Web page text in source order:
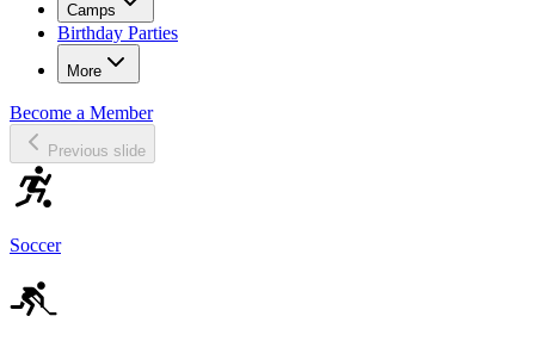
Camps​​​​‌ ‍ ​‍​‍‌‍ ‌ ​‍‌‍‍‌‌‍‌ ‌‍‍‌‌‍ ‍​‍​‍​ ‍‍​‍​‍‌ ​ ‌‍​‌‌‍ ‍‌‍‍‌‌ ‌​‌ ‍‌​‍ ‍‌‍‍‌‌‍ ​‍​‍​‍ ​​‍​‍‌‍‍​‌ ​‍‌‍‌‌‌‍‌‍​‍​‍​ ‍‍​‍​‍‌‍‍​‌ ‌​‌ ‌​‌ ​​‌ ​ ​ ‍‍​‍ ​‍ ‌‍​ ‌‍‍​‌‍‌‌‌‍ ​‌ ​ ‌‍‌‌‌‍​‌‌ ​​‌‍‍‌‌‍‌‌‌ ​‍‌ ​ ​‍ ‍‌ ​ ‌‍​‌‌‍ ‍‌‍‍‌‌ ‌​‌ ‍‌​‍ ‍‌ ​ ‌ ‌​‌ ‌‌‌‍‌​‌‍‍‌‌‍ ​‍ ‌‍‍‌‌‍ ‍‌ ‌​‌‍‌‌‌‍ ‍‌ ‌​​‍ ‌‍‌‌‌‍‌​‌‍‍‌‌ ‌​​‍ ‌‍ ‌‌‍ ‌‍‌​‌‍‌‌​ ‌‌ ​​‌ ​‍‌‍‌‌‌ ​ ‌‍‌‌‌‍ ‍‌ ‌​‌‍​‌‌ ‌​‌‍‍‌‌‍ ‌‍ ‍​ ‍ ‌‍‍‌‌‍‌​​ ‌​ ​‍‌‍​‌​ ‍​​ ‌ ​ ​​​ ‌​​ ​ ​ ‌‍​‍ ‌​ ​‍​ ‌‍​ ‌‍‌‍‌​​‍ ‌​ ‌​‌‍‌‌​ ‍​​ ​​​‍ ‌​ ‍‌​ ‌‍​ ‌‌‌‍‌​​‍ ‌‌‍‌‍​ ‍‌​ ​‍‌‍​‍‌‍‌‍‌‍‌​‌‍‌‌​ ‌ ​ ‍‌​ ‌​‌‍​ ‌‍​ ​ ‍ ‌ ‌​‌ ‍‌‌ ​​‌‍‌‌​ ‌‌ ‌‍‌‍‌‌‌‍ ‍‌ ‌‌‌‍‌‌​ ‍ ‌ ​​‌‍​‌‌ ‌​‌‍‍​​ ‌‌ ​ ‌ ‌‌‌‍​‍‌​ ‍‌‍​‌‌ ‌‍‌‍‍‌‌‍‌ ‌‍​‌‌ ‌​‌‍‍‌‌‍ ‌‍ ‍​‍ ‍‌‍​ ‌‍ ‌‍ ​‌ ‌‌‌‍ ‌‌‍ ‍‌ ​ ​‍‌‌​ ‌‌‌​​‍‌‌ ‌‍‍ ‌‍‌‌‌ ‍‌​‍‌‌​ ​ ‌​‌​​‍‌‌​ ​ ‌​‌​​‍‌‌​ ​‍​ ​‍​ ‌​​ ​ ‌‍‌‍​ ​ ​ ‌ ​ ​​​ ‌ ​ ‌ ​ ‌‍​ ‌‍‌‍​‌​ ​​​‍‌‌​ ​‍​ ​‍​‍‌‌​ ‌‌‌​‌​​‍ ‍‌ ‌​‌‍‍‌‌ ‌​‌‍ ​‌‍‌‌​ ‌‍​‍‌‍​‌‌ ​ ‌‍‌‌‌‌‌‌‌ ​‍‌‍ ​​ ‌‌‍‍​‌ ‌​‌ ‌​‌ ​​‌ ​ ​‍‌‌​ ​ ‌​​‌​‍‌‌​ ​‍‌​‌‍​‍‌‌​ ​‍‌​‌‍‌‍​ ‌‍‍​‌‍‌‌‌‍ ​‌ ​ ‌‍‌‌‌‍​‌‌ ​​‌‍‍‌‌‍‌‌‌ ​‍‌ ​ ​‍ ‍‌ ​ ‌‍​‌‌‍ ‍‌‍‍‌‌ ‌​‌ ‍‌​‍ ‍‌ ​ ‌ ‌​‌ ‌‌‌‍‌​‌‍‍‌‌‍ ​‍‌‍‌‍‍‌‌‍‌​​ ‌​ ​‍‌‍​‌​ ‍​​ ‌ ​ ​​​ ‌​​ ​ ​ ‌‍​‍ ‌​ ​‍​ ‌‍​ ‌‍‌‍‌​​‍ ‌​ ‌​‌‍‌‌​ ‍​​ ​​​‍ ‌​ ‍‌​ ‌‍​ ‌‌‌‍‌​​‍ ‌‌‍‌‍​ ‍‌​ ​‍‌‍​‍‌‍‌‍‌‍‌​‌‍‌‌​ ‌ ​ ‍‌​ ‌​‌‍​ ‌‍​ ​‍‌‍‌ ‌​‌ ‍‌‌ ​​‌‍‌‌​ ‌‌ ‌‍‌‍‌‌‌‍ ‍‌ ‌‌‌‍‌‌​‍‌‍‌ ​​‌‍​‌‌ ‌​‌‍‍​​ ‌‌ ​ ‌ ‌‌‌‍​‍‌​ ‍‌‍​‌‌ ‌‍‌‍‍‌‌‍‌ ‌‍​‌‌ ‌​‌‍‍‌‌‍ ‌‍ ‍​‍ ‍‌‍​ ‌‍ ‌‍ ​‌ ‌‌‌‍ ‌‌‍ ‍‌ ​ ​‍‌‌​ ‌‌‌​​‍‌‌ ‌‍‍ ‌‍‌‌‌ ‍‌​‍‌‌​ ​ ‌​‌​​‍‌‌​ ​ ‌​‌​​‍‌‌​ ​‍​ ​‍​ ‌​​ ​ ‌‍‌‍​ ​ ​ ‌ ​ ​​​ ‌ ​ ‌ ​ ‌‍​ ‌‍‌‍​‌​ ​​​‍‌‌​ ​‍​ ​‍​‍‌‌​ ‌‌‌​‌​​‍ ‍‌ ‌​‌‍‍‌‌ ‌​‌‍ ​‌‍‌‌​‍‌‍‌ ​​‌‍‌‌‌ ​‍‌ ​ ‌ ​​‌‍‌‌‌‍​ ‌ ‌​‌‍‍‌‌ ‌‍‌‍‌‌​ ‌‌ ​​‌ ‌‌‌‍​‍‌‍ ​‌‍‍‌‌ ​ ‌‍‍​‌‍‌‌‌‍‌​​‍​‍‌ ‌
Birthday Parties​​​​‌ ‍ ​‍​‍‌‍ ‌ ​‍‌‍‍‌‌‍‌ ‌‍‍‌‌‍ ‍​‍​‍​ ‍‍​‍​‍‌ ​ ‌‍​‌‌‍ ‍‌‍‍‌‌ ‌​‌ ‍‌​‍ ‍‌‍‍‌‌‍ ​‍​‍​‍ ​​‍​‍‌‍‍​‌ ​‍‌‍‌‌‌‍‌‍​‍​‍​ ‍‍​‍​‍‌‍‍​‌ ‌​‌ ‌​‌ ​​‌ ​ ​ ‍‍​‍ ​‍ ‌‍​ ‌‍‍​‌‍‌‌‌‍ ​‌ ​ ‌‍‌‌‌‍​‌‌ ​​‌‍‍‌‌‍‌‌‌ ​‍‌ ​ ​‍ ‍‌ ​ ‌‍​‌‌‍ ‍‌‍‍‌‌ ‌​‌ ‍‌​‍ ‍‌ ​ ‌ ‌​‌ ‌‌‌‍‌​‌‍‍‌‌‍ ​‍ ‌‍‍‌‌‍ ‍‌ ‌​‌‍‌‌‌‍ ‍‌ ‌​​‍ ‌‍‌‌‌‍‌​‌‍‍‌‌ ‌​​‍ ‌‍ ‌‌‍ ‌‍‌​‌‍‌‌​ ‌‌ ​​‌ ​‍‌‍‌‌‌ ​ ‌‍‌‌‌‍ ‍‌ ‌​‌‍​‌‌ ‌​‌‍‍‌‌‍ ‌‍ ‍​ ‍ ‌‍‍‌‌‍‌​​ ‌​ ​‍‌‍​‌​ ‍​​ ‌ ​ ​​​ ‌​​ ​ ​ ‌‍​‍ ‌​ ​‍​ ‌‍​ ‌‍‌‍‌​​‍ ‌​ ‌​‌‍‌‌​ ‍​​ ​​​‍ ‌​ ‍‌​ ‌‍​ ‌‌‌‍‌​​‍ ‌‌‍‌‍​ ‍‌​ ​‍‌‍​‍‌‍‌‍‌‍‌​‌‍‌‌​ ‌ ​ ‍‌​ ‌​‌‍​ ‌‍​ ​ ‍ ‌ ‌​‌ ‍‌‌ ​​‌‍‌‌​ ‌‌ ‌‍‌‍‌‌‌‍ ‍‌ ‌‌‌‍‌‌​ ‍ ‌ ​​‌‍​‌‌ ‌​‌‍‍​​ ‌‌ ​ ‌ ‌‌‌‍​‍‌​ ‍‌‍​‌‌ ‌‍‌‍‍‌‌‍‌ ‌‍​‌‌ ‌​‌‍‍‌‌‍ ‌‍ ‍​‍ ‍‌‍​ ‌‍ ‌‍ ​‌ ‌‌‌‍ ‌‌‍ ‍‌ ​ ​‍‌‌​ ‌‌‌​​‍‌‌ ‌‍‍ ‌‍‌‌‌ ‍‌​‍‌‌​ ​ ‌​‌​​‍‌‌​ ​ ‌​‌​​‍‌‌​ ​‍​ ​‍​ ​​‌‍​ ​ ‌‍​ ​‌‌‍‌‍​ ‍​‌‍​‌​ ‌‌‌‍‌‌​ ‌‍​ ‍​​ ‌​​‍‌‌​ ​‍​ ​‍​‍‌‌​ ‌‌‌​‌​​‍ ‍‌‍ ​‌‍‍‌‌‍ ‍‌‍‍ ‌ ​ ​‍‌‌​ ‌‌‌​​‍‌‌ ‌‍‍ ‌‍‌‌‌ ‍‌​‍‌‌​ ​ ‌​‌​​‍‌‌​ ​ ‌​‌​​‍‌‌​ ​‍​ ​‍​ ‌‌​ ​‍​ ​‌‌‍‌​‌‍‌‍​ ​​​ ​‌​ ‌‍​ ‌‌​ ‍​​ ​‌‌‍​‌​‍‌‌​ ​‍​ ​‍​‍‌‌​ ‌‌‌​‌​​‍ ‍‌ ‌​‌‍‍‌‌ ‌​‌‍ ​‌‍‌‌​ ‌‍​‍‌‍​‌‌ ​ ‌‍‌‌‌‌‌‌‌ ​‍‌‍ ​​ ‌‌‍‍​‌ ‌​‌ ‌​‌ ​​‌ ​ ​‍‌‌​ ​ ‌​​‌​‍‌‌​ ​‍‌​‌‍​‍‌‌​ ​‍‌​‌‍‌‍​ ‌‍‍​‌‍‌‌‌‍ ​‌ ​ ‌‍‌‌‌‍​‌‌ ​​‌‍‍‌‌‍‌‌‌ ​‍‌ ​ ​‍ ‍‌ ​ ‌‍​‌‌‍ ‍‌‍‍‌‌ ‌​‌ ‍‌​‍ ‍‌ ​ ‌ ‌​‌ ‌‌‌‍‌​‌‍‍‌‌‍ ​‍‌‍‌‍‍‌‌‍‌​​ ‌​ ​‍‌‍​‌​ ‍​​ ‌ ​ ​​​ ‌​​ ​ ​ ‌‍​‍ ‌​ ​‍​ ‌‍​ ‌‍‌‍‌​​‍ ‌​ ‌​‌‍‌‌​ ‍​​ ​​​‍ ‌​ ‍‌​ ‌‍​ ‌‌‌‍‌​​‍ ‌‌‍‌‍​ ‍‌​ ​‍‌‍​‍‌‍‌‍‌‍‌​‌‍‌‌​ ‌ ​ ‍‌​ ‌​‌‍​ ‌‍​ ​‍‌‍‌ ‌​‌ ‍‌‌ ​​‌‍‌‌​ ‌‌ ‌‍‌‍‌‌‌‍ ‍‌ ‌‌‌‍‌‌​‍‌‍‌ ​​‌‍​‌‌ ‌​‌‍‍​​ ‌‌ ​ ‌ ‌‌‌‍​‍‌​ ‍‌‍​‌‌ ‌‍‌‍‍‌‌‍‌ ‌‍​‌‌ ‌​‌‍‍‌‌‍ ‌‍ ‍​‍ ‍‌‍​ ‌‍ ‌‍ ​‌ ‌‌‌‍ ‌‌‍ ‍‌ ​ ​‍‌‌​ ‌‌‌​​‍‌‌ ‌‍‍ ‌‍‌‌‌ ‍‌​‍‌‌​ ​ ‌​‌​​‍‌‌​ ​ ‌​‌​​‍‌‌​ ​‍​ ​‍​ ​​‌‍​ ​ ‌‍​ ​‌‌‍‌‍​ ‍​‌‍​‌​ ‌‌‌‍‌‌​ ‌‍​ ‍​​ ‌​​‍‌‌​ ​‍​ ​‍​‍‌‌​ ‌‌‌​‌​​‍ ‍‌‍ ​‌‍‍‌‌‍ ‍‌‍‍ ‌ ​ ​‍‌‌​ ‌‌‌​​‍‌‌ ‌‍‍ ‌‍‌‌‌ ‍‌​‍‌‌​ ​ ‌​‌​​‍‌‌​ ​ ‌​‌​​‍‌‌​ ​‍​ ​‍​ ‌‌​ ​‍​ ​‌‌‍‌​‌‍‌‍​ ​​​ ​‌​ ‌‍​ ‌‌​ ‍​​ ​‌‌‍​‌​‍‌‌​ ​‍​ ​‍​‍‌‌​ ‌‌‌​‌​​‍ ‍‌ ‌​‌‍‍‌‌ ‌​‌‍ ​‌‍‌‌​‍‌‍‌ ​​‌‍‌‌‌ ​‍‌ ​ ‌ ​​‌‍‌‌‌‍​ ‌ ‌​‌‍‍‌‌ ‌‍‌‍‌‌​ ‌‌ ​​‌ ‌‌‌‍​‍‌‍ ​‌‍‍‌‌ ​ ‌‍‍​‌‍‌‌‌‍‌​​‍​‍‌ ‌
More
Become a Member​​​​‌ ‍ ​‍​‍‌‍ ‌ ​‍‌‍‍‌‌‍‌ ‌‍‍‌‌‍ ‍​‍​‍​ ‍‍​‍​‍‌ ​ ‌‍​‌‌‍ ‍‌‍‍‌‌ ‌​‌ ‍‌​‍ ‍‌‍‍‌‌‍ ​‍​‍​‍ ​​‍​‍‌‍‍​‌ ​‍‌‍‌‌‌‍‌‍​‍​‍​ ‍‍​‍​‍‌‍‍​‌ ‌​‌ ‌​‌ ​​‌ ​ ​ ‍‍​‍ ​‍ ‌‍​ ‌‍‍​‌‍‌‌‌‍ ​‌ ​ ‌‍‌‌‌‍​‌‌ ​​‌‍‍‌‌‍‌‌‌ ​‍‌ ​ ​‍ ‍‌ ​ ‌‍​‌‌‍ ‍‌‍‍‌‌ ‌​‌ ‍‌​‍ ‍‌ ​ ‌ ‌​‌ ‌‌‌‍‌​‌‍‍‌‌‍ ​‍ ‌‍‍‌‌‍ ‍‌ ‌​‌‍‌‌‌‍ ‍‌ ‌​​‍ ‌‍‌‌‌‍‌​‌‍‍‌‌ ‌​​‍ ‌‍ ‌‌‍ ‌‍‌​‌‍‌‌​ ‌‌ ​​‌ ​‍‌‍‌‌‌ ​ ‌‍‌‌‌‍ ‍‌ ‌​‌‍​‌‌ ‌​‌‍‍‌‌‍ ‌‍ ‍​ ‍ ‌‍‍‌‌‍‌​​ ‌​ ​‍‌‍​‌​ ‍​​ ‌ ​ ​​​ ‌​​ ​ ​ ‌‍​‍ ‌​ ​‍​ ‌‍​ ‌‍‌‍‌​​‍ ‌​ ‌​‌‍‌‌​ ‍​​ ​​​‍ ‌​ ‍‌​ ‌‍​ ‌‌‌‍‌​​‍ ‌‌‍‌‍​ ‍‌​ ​‍‌‍​‍‌‍‌‍‌‍‌​‌‍‌‌​ ‌ ​ ‍‌​ ‌​‌‍​ ‌‍​ ​ ‍ ‌ ‌​‌ ‍‌‌ ​​‌‍‌‌​ ‌‌ ‌‍‌‍‌‌‌‍ ‍‌ ‌‌‌‍‌‌​ ‍ ‌ ​​‌‍​‌‌ ‌​‌‍‍​​ ‌‌ ​ ‌ ‌‌‌‍​‍‌​ ‍‌‍​‌‌ ‌‍‌‍‍‌‌‍‌ ‌‍​‌‌ ‌​‌‍‍‌‌‍ ‌‍ ‍​‍ ‍‌‍​ ‌ ‌​‌‍​‌‌​​‍‌ ‌‌‌ ‌​‌ ‌​‌‍ ‌‍ ‍​‍ ‍‌‍​‍‌ ‌‌‌ ‌​‌ ‌​‌‍ ‌‍ ‍‌ ​ ​‍‌‌​ ‌‌‌​​‍‌‌ ‌‍‍ ‌‍‌‌‌ ‍‌​‍‌‌​ ​ ‌​‌​​‍‌‌​ ​ ‌​‌​​‍‌‌​ ​‍​ ​‍​ ‌​​ ‌‌​ ‌​‌‍‌​‌‍​ ​ ‍​​ ‌ ‌‍‌‌​ ‌ ​ ​‌​ ‌‌​ ‌ ​‍‌‌​ ​‍​ ​‍​‍‌‌​ ‌‌‌​‌​​‍ ‍‌ ‌​‌‍‌‌‌ ‍​‌ ‌​​ ‌‍​‍‌‍​‌‌ ​ ‌‍‌‌‌‌‌‌‌ ​‍‌‍ ​​ ‌‌‍‍​‌ ‌​‌ ‌​‌ ​​‌ ​ ​‍‌‌​ ​ ‌​​‌​‍‌‌​ ​‍‌​‌‍​‍‌‌​ ​‍‌​‌‍‌‍​ ‌‍‍​‌‍‌‌‌‍ ​‌ ​ ‌‍‌‌‌‍​‌‌ ​​‌‍‍‌‌‍‌‌‌ ​‍‌ ​ ​‍ ‍‌ ​ ‌‍​‌‌‍ ‍‌‍‍‌‌ ‌​‌ ‍‌​‍ ‍‌ ​ ‌ ‌​‌ ‌‌‌‍‌​‌‍‍‌‌‍ ​‍‌‍‌‍‍‌‌‍‌​​ ‌​ ​‍‌‍​‌​ ‍​​ ‌ ​ ​​​ ‌​​ ​ ​ ‌‍​‍ ‌​ ​‍​ ‌‍​ ‌‍‌‍‌​​‍ ‌​ ‌​‌‍‌‌​ ‍​​ ​​​‍ ‌​ ‍‌​ ‌‍​ ‌‌‌‍‌​​‍ ‌‌‍‌‍​ ‍‌​ ​‍‌‍​‍‌‍‌‍‌‍‌​‌‍‌‌​ ‌ ​ ‍‌​ ‌​‌‍​ ‌‍​ ​‍‌‍‌ ‌​‌ ‍‌‌ ​​‌‍‌‌​ ‌‌ ‌‍‌‍‌‌‌‍ ‍‌ ‌‌‌‍‌‌​‍‌‍‌ ​​‌‍​‌‌ ‌​‌‍‍​​ ‌‌ ​ ‌ ‌‌‌‍​‍‌​ ‍‌‍​‌‌ ‌‍‌‍‍‌‌‍‌ ‌‍​‌‌ ‌​‌‍‍‌‌‍ ‌‍ ‍​‍ ‍‌‍​ ‌ ‌​‌‍​‌‌​​‍‌ ‌‌‌ ‌​‌ ‌​‌‍ ‌‍ ‍​‍ ‍‌‍​‍‌ ‌‌‌ ‌​‌ ‌​‌‍ ‌‍ ‍‌ ​ ​‍‌‌​ ‌‌‌​​‍‌‌ ‌‍‍ ‌‍‌‌‌ ‍‌​‍‌‌​ ​ ‌​‌​​‍‌‌​ ​ ‌​‌​​‍‌‌​ ​‍​ ​‍​ ‌​​ ‌‌​ ‌​‌‍‌​‌‍​ ​ ‍​​ ‌ ‌‍‌‌​ ‌ ​ ​‌​ ‌‌​ ‌ ​‍‌‌​ ​‍​ ​‍​‍‌‌​ ‌‌‌​‌​​‍ ‍‌ ‌​‌‍‌‌‌ ‍​‌ ‌​​‍‌‍‌ ​​‌‍‌‌‌ ​‍‌ ​ ‌ ​​‌‍‌‌‌‍​ ‌ ‌​‌‍‍‌‌ ‌‍‌‍‌‌​ ‌‌ ​​‌ ‌‌‌‍​‍‌‍ ​‌‍‍‌‌ ​ ‌‍‍​‌‍‌‌‌‍‌​​‍​‍‌ ‌
Previous slide
Soccer​​​​‌ ‍ ​‍​‍‌‍ ‌ ​‍‌‍‍‌‌‍‌ ‌‍‍‌‌‍ ‍​‍​‍​ ‍‍​‍​‍‌ ​ ‌‍​‌‌‍ ‍‌‍‍‌‌ ‌​‌ ‍‌​‍ ‍‌‍‍‌‌‍ ​‍​‍​‍ ​​‍​‍‌‍‍​‌ ​‍‌‍‌‌‌‍‌‍​‍​‍​ ‍‍​‍​‍‌‍‍​‌ ‌​‌ ‌​‌ ​​‌ ​ ​ ‍‍​‍ ​‍ ‌‍​ ‌‍‍​‌‍‌‌‌‍ ​‌ ​ ‌‍‌‌‌‍​‌‌ ​​‌‍‍‌‌‍‌‌‌ ​‍‌ ​ ​‍ ‍‌ ​ ‌‍​‌‌‍ ‍‌‍‍‌‌ ‌​‌ ‍‌​‍ ‍‌ ​ ‌ ‌​‌ ‌‌‌‍‌​‌‍‍‌‌‍ ​‍ ‌‍‍‌‌‍ ‍‌ ‌​‌‍‌‌‌‍ ‍‌ ‌​​‍ ‌‍‌‌‌‍‌​‌‍‍‌‌ ‌​​‍ ‌‍ ‌‌‍ ‌‍‌​‌‍‌‌​ ‌‌ ​​‌ ​‍‌‍‌‌‌ ​ ‌‍‌‌‌‍ ‍‌ ‌​‌‍​‌‌ ‌​‌‍‍‌‌‍ ‌‍ ‍​ ‍ ‌‍‍‌‌‍‌​​ ‌‌‍ ​‌‍‌‌‌‍​‌‌‍‌ ‌ ‌‌‌‍‌‌‌​‍‌‌‍ ‍‌‍‌​‌‍‌‌‌ ‍​​‍ ‌​ ​‍‌‍​‌​ ‍​​ ‌ ​ ​​​ ‌​​ ​ ​ ‌‍​‍ ‌​ ​‍​ ‌‍​ ‌‍‌‍‌​​‍ ‌​ ‌​‌‍‌‌​ ‍​​ ​​​‍ ‌​ ‍‌​ ‌‍​ ‌‌‌‍‌​​‍ ‌‌‍‌‍​ ‍‌​ ​‍‌‍​‍‌‍‌‍‌‍‌​‌‍‌‌​ ‌ ​ ‍‌​ ‌​‌‍​ ‌‍​ ​ ‍ ‌ ‌​‌ ‍‌‌ ​​‌‍‌‌​ ‌‌‍ ​‌‍‌‌‌‍​‌‌‍‌ ‌ ‌‌‌‍‌‌‌​‍‌‌‍ ‍‌‍‌​‌‍‌‌‌ ‍​​ ‍ ‌ ​​‌‍​‌‌ ‌​‌‍‍​​ ‌‌‍ ​‌‍‌‌‌‍​‌‌‍‌ ‌ ‌‌‌‍‌‌‌​ ‍‌‍​‌‌ ‌‍‌‍‍‌‌‍‌ ‌‍​‌‌ ‌​‌‍‍‌‌‍ ‌‍ ‍​‍‌‌​ ‌‌‌​​‍‌‌ ‌‍‍ ‌‍‌‌‌ ‍‌​‍‌‌​ ​ ‌​‌​​‍‌‌​ ​ ‌​‌​​‍‌‌​ ​‍​ ​‍‌‍​‌‌‍​ ​ ‌‌​ ‍​​ ‌ ​ ​​​ ‍​​ ​‍‌‍​‌‌‍​‍​ ‌ ​ ‌ ​‍‌‌​ ​‍​ ​‍​‍‌‌​ ‌‌‌​‌​​‍ ‍‌ ‌​‌‍‍‌‌ ‌​‌‍ ​‌‍‌‌​ ‌‍​‍‌‍​‌‌ ​ ‌‍‌‌‌‌‌‌‌ ​‍‌‍ ​​ ‌‌‍‍​‌ ‌​‌ ‌​‌ ​​‌ ​ ​‍‌‌​ ​ ‌​​‌​‍‌‌​ ​‍‌​‌‍​‍‌‌​ ​‍‌​‌‍‌‍​ ‌‍‍​‌‍‌‌‌‍ ​‌ ​ ‌‍‌‌‌‍​‌‌ ​​‌‍‍‌‌‍‌‌‌ ​‍‌ ​ ​‍ ‍‌ ​ ‌‍​‌‌‍ ‍‌‍‍‌‌ ‌​‌ ‍‌​‍ ‍‌ ​ ‌ ‌​‌ ‌‌‌‍‌​‌‍‍‌‌‍ ​‍‌‍‌‍‍‌‌‍‌​​ ‌‌‍ ​‌‍‌‌‌‍​‌‌‍‌ ‌ ‌‌‌‍‌‌‌​‍‌‌‍ ‍‌‍‌​‌‍‌‌‌ ‍​​‍ ‌​ ​‍‌‍​‌​ ‍​​ ‌ ​ ​​​ ‌​​ ​ ​ ‌‍​‍ ‌​ ​‍​ ‌‍​ ‌‍‌‍‌​​‍ ‌​ ‌​‌‍‌‌​ ‍​​ ​​​‍ ‌​ ‍‌​ ‌‍​ ‌‌‌‍‌​​‍ ‌‌‍‌‍​ ‍‌​ ​‍‌‍​‍‌‍‌‍‌‍‌​‌‍‌‌​ ‌ ​ ‍‌​ ‌​‌‍​ ‌‍​ ​‍‌‍‌ ‌​‌ ‍‌‌ ​​‌‍‌‌​ ‌‌‍ ​‌‍‌‌‌‍​‌‌‍‌ ‌ ‌‌‌‍‌‌‌​‍‌‌‍ ‍‌‍‌​‌‍‌‌‌ ‍​​‍‌‍‌ ​​‌‍​‌‌ ‌​‌‍‍​​ ‌‌‍ ​‌‍‌‌‌‍​‌‌‍‌ ‌ ‌‌‌‍‌‌‌​ ‍‌‍​‌‌ ‌‍‌‍‍‌‌‍‌ ‌‍​‌‌ ‌​‌‍‍‌‌‍ ‌‍ ‍​‍‌‌​ ‌‌‌​​‍‌‌ ‌‍‍ ‌‍‌‌‌ ‍‌​‍‌‌​ ​ ‌​‌​​‍‌‌​ ​ ‌​‌​​‍‌‌​ ​‍​ ​‍‌‍​‌‌‍​ ​ ‌‌​ ‍​​ ‌ ​ ​​​ ‍​​ ​‍‌‍​‌‌‍​‍​ ‌ ​ ‌ ​‍‌‌​ ​‍​ ​‍​‍‌‌​ ‌‌‌​‌​​‍ ‍‌ ‌​‌‍‍‌‌ ‌​‌‍ ​‌‍‌‌​‍‌‍‌ ​​‌‍‌‌‌ ​‍‌ ​ ‌ ​​‌‍‌‌‌‍​ ‌ ‌​‌‍‍‌‌ ‌‍‌‍‌‌​ ‌‌ ​​‌ ‌‌‌‍​‍‌‍ ​‌‍‍‌‌ ​ ‌‍‍​‌‍‌‌‌‍‌​​‍​‍‌ ‌